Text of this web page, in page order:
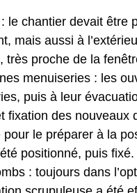
le chantier devait être
mais aussi à
très proche de la
menuiseries : les
puis à leur
fixation des nouveaux
le préparer à la
positionné, puis fixé.
: toujours dans